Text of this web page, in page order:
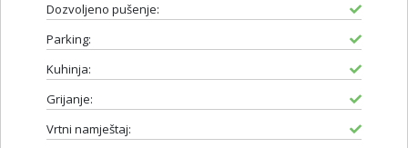
Dozvoljeno pušenje:
Parking:
Kuhinja:
Grijanje:
Vrtni namještaj: